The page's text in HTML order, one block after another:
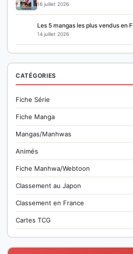
16 juillet 2026
Les 5 mangas les plus vendus en
14 juillet 2026
CATÉGORIES
Fiche Série
Fiche Manga
Mangas/Manhwas
Animés
Fiche Manhwa/Webtoon
Classement au Japon
Classement en France
Cartes TCG